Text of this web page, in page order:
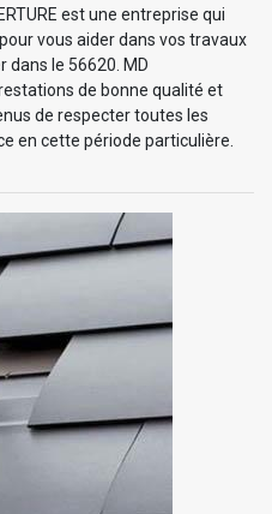
est une entreprise qui
vous aider dans vos travaux
dans le 56620. MD
de bonne qualité et
de respecter toutes les
en cette période particulière.